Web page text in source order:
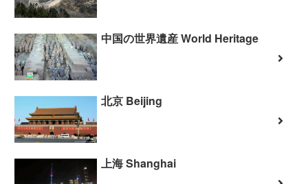
中国の世界遺産 World Heritage
北京 Beijing
上海 Shanghai